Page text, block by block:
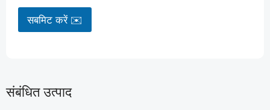
सबमिट करें ✉️
संबंधित उत्पाद